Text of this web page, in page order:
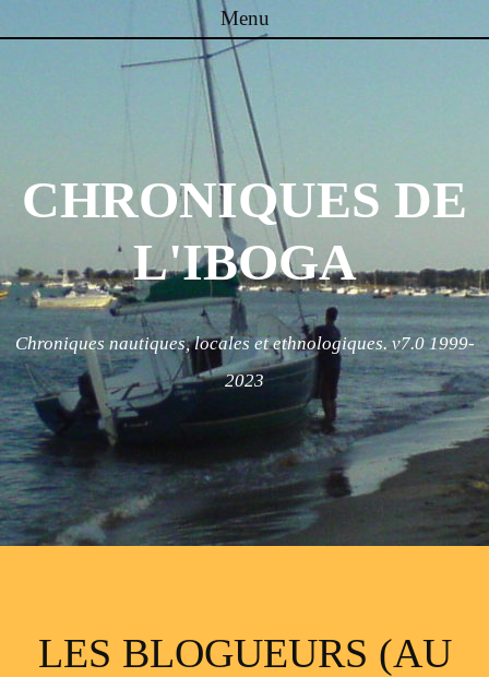
Menu
CHRONIQUES DE
L'IBOGA
Chroniques nautiques, locales et ethnologiques. v7.0 1999-
2023
LES BLOGUEURS (AU